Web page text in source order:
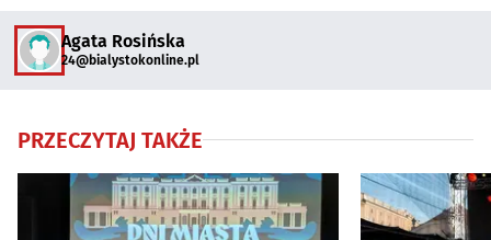
Agata Rosińska
24@bialystokonline.pl
PRZECZYTAJ TAKŻE